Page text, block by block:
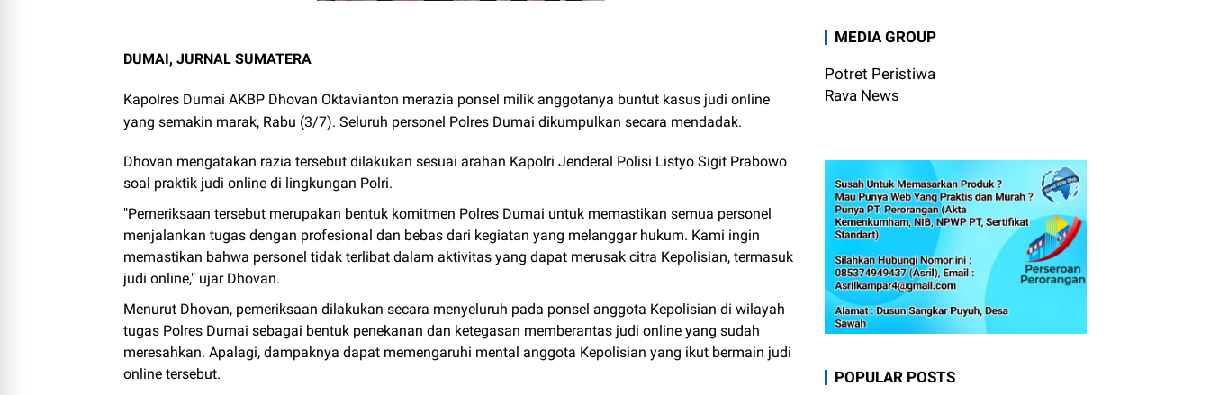
DUMAI, JURNAL SUMATERA
Kapolres Dumai AKBP Dhovan Oktavianton merazia ponsel milik anggotanya buntut kasus judi online
yang semakin marak, Rabu (3/7). Seluruh personel Polres Dumai dikumpulkan secara mendadak.
Dhovan mengatakan razia tersebut dilakukan sesuai arahan Kapolri Jenderal Polisi Listyo Sigit Prabowo
soal praktik judi online di lingkungan Polri.
"Pemeriksaan tersebut merupakan bentuk komitmen Polres Dumai untuk memastikan semua personel
menjalankan tugas dengan profesional dan bebas dari kegiatan yang melanggar hukum. Kami ingin
memastikan bahwa personel tidak terlibat dalam aktivitas yang dapat merusak citra Kepolisian, termasuk
judi online," ujar Dhovan.
Menurut Dhovan, pemeriksaan dilakukan secara menyeluruh pada ponsel anggota Kepolisian di wilayah
tugas Polres Dumai sebagai bentuk penekanan dan ketegasan memberantas judi online yang sudah
meresahkan. Apalagi, dampaknya dapat memengaruhi mental anggota Kepolisian yang ikut bermain judi
online tersebut.
MEDIA GROUP
Potret Peristiwa
Rava News
POPULAR POSTS